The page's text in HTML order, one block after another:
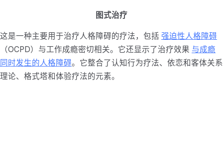
图式治疗
这是一种主要用于治疗人格障碍的疗法，包括 强迫性人格障碍
（OCPD）与工作成瘾密切相关。它还显示了治疗效果 与成瘾
同时发生的人格障碍。它整合了认知行为疗法、依恋和客体关系
理论、格式塔和体验疗法的元素。